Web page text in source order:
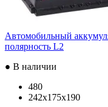
Автомобильный
полярность L2
● В наличии
480
242x175x190